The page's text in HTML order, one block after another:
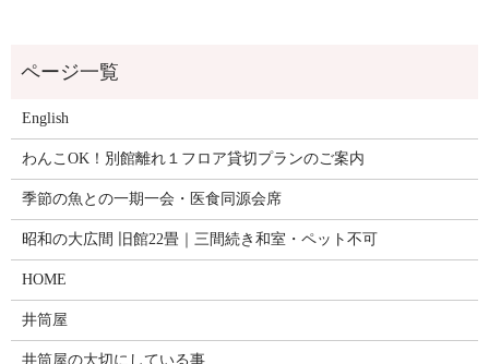
English
わんこOK！別館離れ１フロア貸切プランのご案内
季節の魚との一期一会・医食同源会席
昭和の大広間 旧館22畳｜三間続き和室・ペット不可
HOME
井筒屋
井筒屋の大切にしている事